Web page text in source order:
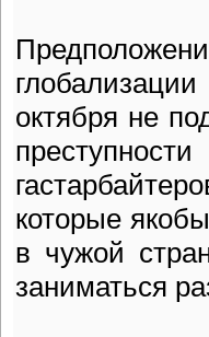
октября не
которые
в чужой
заниматься